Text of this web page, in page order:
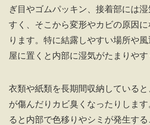
ぎ目やゴムパッキン、接着部には
すく、そこから変形やカビの原因
ります。特に結露しやすい場所や
屋に置くと内部に湿気がたまりやす
衣類や紙類を長期間収納している
が傷んだりカビ臭くなったりします
ると内部で色移りやシミが発生す